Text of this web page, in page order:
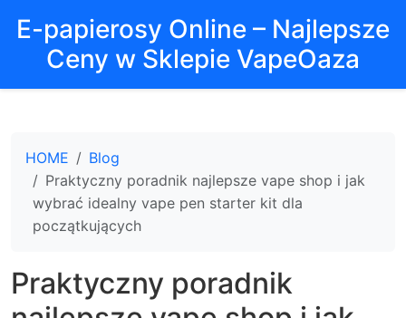
E-papierosy Online – Najlepsze
Ceny w Sklepie VapeOaza
HOME
Blog
Praktyczny poradnik najlepsze vape shop i jak
wybrać idealny vape pen starter kit dla
początkujących
Praktyczny poradnik